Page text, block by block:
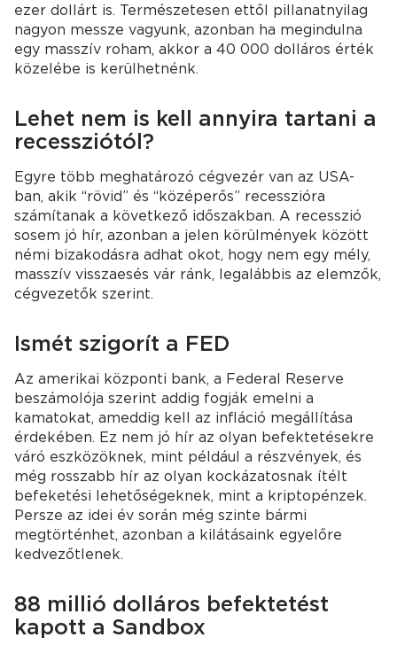
ezer dollárt is. Természetesen ettől pillanatnyilag
nagyon messze vagyunk, azonban ha megindulna
egy masszív roham, akkor a 40 000 dolláros érték
közelébe is kerülhetnénk.
Lehet nem is kell annyira tartani a
recessziótól?
Egyre több meghatározó cégvezér van az USA-
ban, akik “rövid” és “középerős” recesszióra
számítanak a következő időszakban. A recesszió
sosem jó hír, azonban a jelen körülmények között
némi bizakodásra adhat okot, hogy nem egy mély,
masszív visszaesés vár ránk, legalábbis az elemzők,
cégvezetők szerint.
Ismét szigorít a FED
Az amerikai központi bank, a Federal Reserve
beszámolója szerint addig fogják emelni a
kamatokat, ameddig kell az infláció megállítása
érdekében. Ez nem jó hír az olyan befektetésekre
váró eszközöknek, mint például a részvények, és
még rosszabb hír az olyan kockázatosnak ítélt
befeketési lehetőségeknek, mint a kriptopénzek.
Persze az idei év során még szinte bármi
megtörténhet, azonban a kilátásaink egyelőre
kedvezőtlenek.
88 millió dolláros befektetést
kapott a Sandbox